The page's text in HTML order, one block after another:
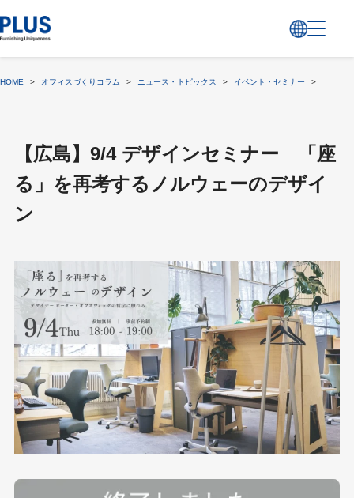
HOME > オフィスづくりコラム > ニュース・トピックス > イベント・セミナー >
【広島】9/4 デザインセミナー 「座
る」を再考するノルウェーのデザイ
ン